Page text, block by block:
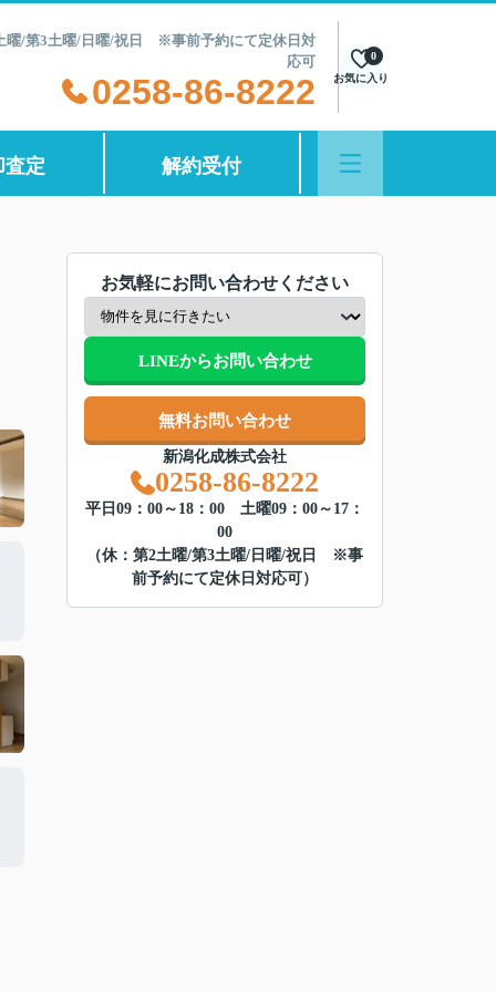
曜/第3土曜/日曜/祝日 ※事前予約にて定休日対
応可
0258-86-8222 お気に入り
0
査定 解約受付
お気軽にお問い合わせください
LINEからお問い合わせ
無料お問い合わせ
新潟化成株式会社
0258-86-8222
平日09：00～18：00 土曜09：00～17：
00
（休：第2土曜/第3土曜/日曜/祝日 ※事
前予約にて定休日対応可）